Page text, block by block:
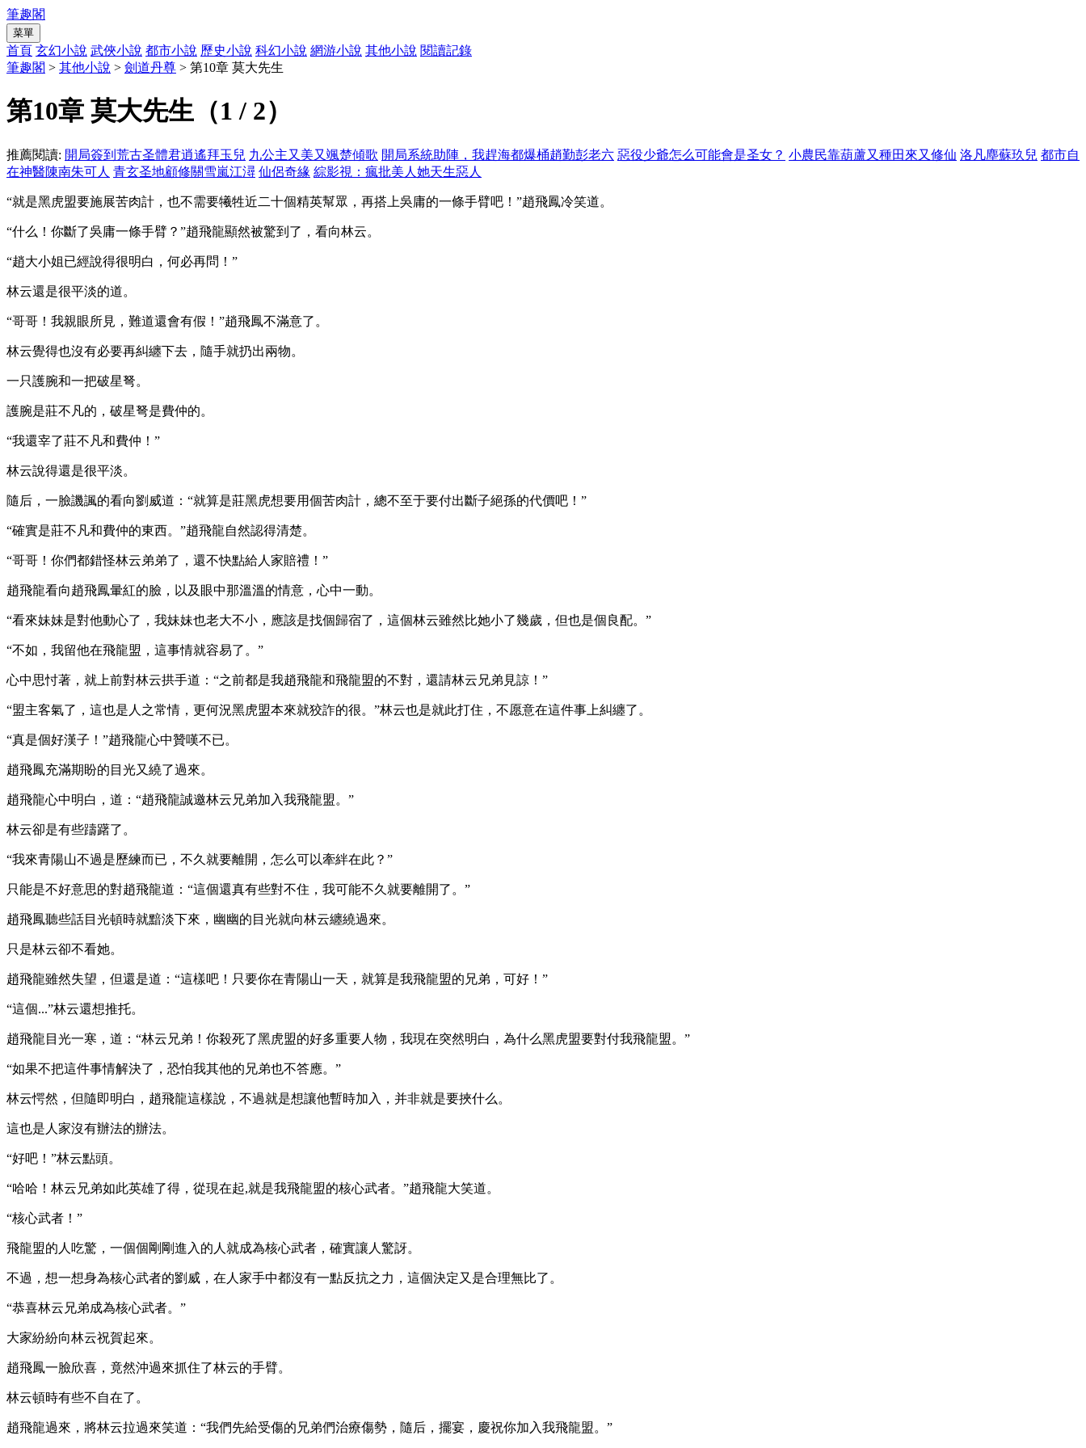
筆趣閣
菜單
首頁 玄幻小說 武俠小說 都市小說 歷史小說 科幻小說 網游小說 其他小說 閱讀記錄
筆趣閣 > 其他小說 > 劍道丹尊 > 第10章 莫大先生
第10章 莫大先生（1 / 2）
推薦閱讀: 開局簽到荒古圣體君逍遙拜玉兒 九公主又美又颯楚傾歌 開局系統助陣，我趕海都爆桶趙勤彭老六 惡役少爺怎么可能會是圣女？ 小農民靠葫蘆又種田來又修仙 洛凡塵蘇玖兒 都市自
在神醫陳南朱可人 青玄圣地顧修關雪嵐江潯 仙侶奇緣 綜影視：瘋批美人她天生惡人
“就是黑虎盟要施展苦肉計，也不需要犧牲近二十個精英幫眾，再搭上吳庸的一條手臂吧！”趙飛鳳冷笑道。
“什么！你斷了吳庸一條手臂？”趙飛龍顯然被驚到了，看向林云。
“趙大小姐已經說得很明白，何必再問！”
林云還是很平淡的道。
“哥哥！我親眼所見，難道還會有假！”趙飛鳳不滿意了。
林云覺得也沒有必要再糾纏下去，隨手就扔出兩物。
一只護腕和一把破星弩。
護腕是莊不凡的，破星弩是費仲的。
“我還宰了莊不凡和費仲！”
林云說得還是很平淡。
隨后，一臉譏諷的看向劉威道：“就算是莊黑虎想要用個苦肉計，總不至于要付出斷子絕孫的代價吧！”
“確實是莊不凡和費仲的東西。”趙飛龍自然認得清楚。
“哥哥！你們都錯怪林云弟弟了，還不快點給人家賠禮！”
趙飛龍看向趙飛鳳暈紅的臉，以及眼中那溫溫的情意，心中一動。
“看來妹妹是對他動心了，我妹妹也老大不小，應該是找個歸宿了，這個林云雖然比她小了幾歲，但也是個良配。”
“不如，我留他在飛龍盟，這事情就容易了。”
心中思忖著，就上前對林云拱手道：“之前都是我趙飛龍和飛龍盟的不對，還請林云兄弟見諒！”
“盟主客氣了，這也是人之常情，更何況黑虎盟本來就狡詐的很。”林云也是就此打住，不愿意在這件事上糾纏了。
“真是個好漢子！”趙飛龍心中贊嘆不已。
趙飛鳳充滿期盼的目光又繞了過來。
趙飛龍心中明白，道：“趙飛龍誠邀林云兄弟加入我飛龍盟。”
林云卻是有些躊躇了。
“我來青陽山不過是歷練而已，不久就要離開，怎么可以牽絆在此？”
只能是不好意思的對趙飛龍道：“這個還真有些對不住，我可能不久就要離開了。”
趙飛鳳聽些話目光頓時就黯淡下來，幽幽的目光就向林云纏繞過來。
只是林云卻不看她。
趙飛龍雖然失望，但還是道：“這樣吧！只要你在青陽山一天，就算是我飛龍盟的兄弟，可好！”
“這個...”林云還想推托。
趙飛龍目光一寒，道：“林云兄弟！你殺死了黑虎盟的好多重要人物，我現在突然明白，為什么黑虎盟要對付我飛龍盟。”
“如果不把這件事情解決了，恐怕我其他的兄弟也不答應。”
林云愕然，但隨即明白，趙飛龍這樣說，不過就是想讓他暫時加入，并非就是要挾什么。
這也是人家沒有辦法的辦法。
“好吧！”林云點頭。
“哈哈！林云兄弟如此英雄了得，從現在起,就是我飛龍盟的核心武者。”趙飛龍大笑道。
“核心武者！”
飛龍盟的人吃驚，一個個剛剛進入的人就成為核心武者，確實讓人驚訝。
不過，想一想身為核心武者的劉威，在人家手中都沒有一點反抗之力，這個決定又是合理無比了。
“恭喜林云兄弟成為核心武者。”
大家紛紛向林云祝賀起來。
趙飛鳳一臉欣喜，竟然沖過來抓住了林云的手臂。
林云頓時有些不自在了。
趙飛龍過來，將林云拉過來笑道：“我們先給受傷的兄弟們治療傷勢，隨后，擺宴，慶祝你加入我飛龍盟。”